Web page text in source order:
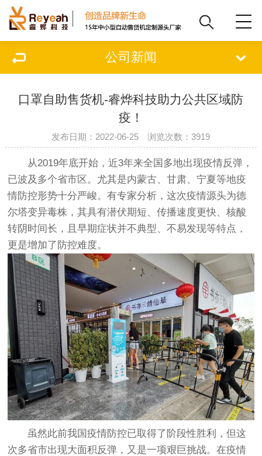
公司新闻
口罩自助售货机-睿烨科技助力公共区域防
疫！
发布日期：2022-06-25 浏览次数：3919
从2019年底开始，近3年来全国多地出现疫情反弹，
已波及多个省市区。尤其是内蒙古、甘肃、宁夏等地疫
情防控形势十分严峻。有专家分析，这次疫情源头为德
尔塔变异毒株，其具有潜伏期短、传播速度更快、核酸
转阴时间长，且早期症状并不典型、不易发现等特点，
更是增加了防控难度。
虽然此前我国疫情防控已取得了阶段性胜利，但这
次多省市出现大面积反弹，又是一项艰巨挑战。在疫情